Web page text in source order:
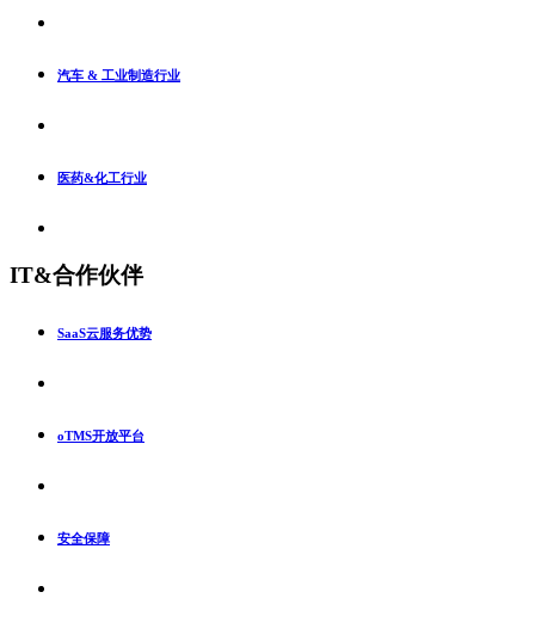
汽车 & 工业制造行业
医药&化工行业
IT&合作伙伴
SaaS云服务优势
oTMS开放平台
安全保障